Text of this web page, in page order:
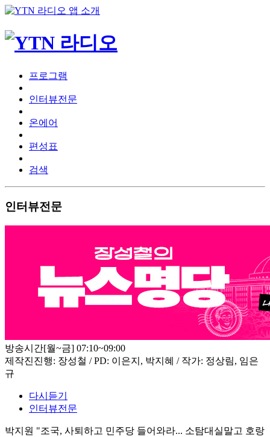
프로그램
인터뷰전문
온에어
편성표
검색
인터뷰전문
방송시간[월~금] 07:10~09:00
제작진진행: 장성철 / PD: 이은지, 박지혜 / 작가: 정상림, 임은
규
다시듣기
인터뷰전문
박지원 "조국, 사퇴하고 민주당 들어와라... 소탐대실말고 호랑